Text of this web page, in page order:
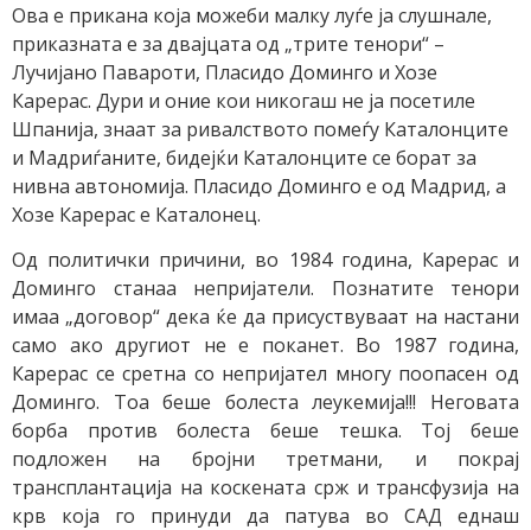
Ова е прикана која можеби малку луѓе ја слушнале,
приказната е за двајцата од „трите тенори“ –
Лучијано Павароти, Пласидо Доминго и Хозе
Карерас. Дури и оние кои никогаш не ја посетиле
Шпанија, знаат за ривалството помеѓу Каталонците
и Мадриѓаните, бидејќи Каталонците се борат за
нивна автономија. Пласидо Доминго е од Мадрид, а
Хозе Карерас е Каталонец.
Од политички причини, во 1984 година, Карерас и
Доминго станаа непријатели. Познатите тенори
имаа „договор“ дека ќе да присуствуваат на настани
само ако другиот не е поканет. Во 1987 година,
Карерас се сретна со непријател многу поопасен од
Доминго. Тоа беше болеста леукемија!!! Неговата
борба против болеста беше тешка. Тој беше
подложен на бројни третмани, и покрај
трансплантација на коскената срж и трансфузија на
крв која го принуди да патува во САД еднаш